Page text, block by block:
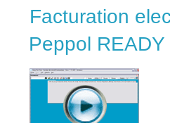
Facturation
Peppol READY